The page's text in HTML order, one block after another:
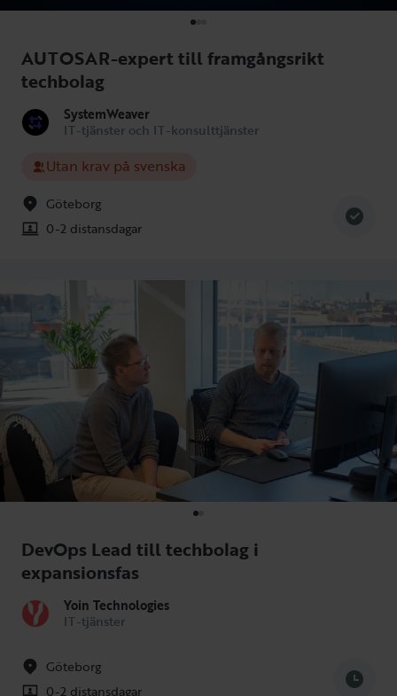
AUTOSAR-expert till framgångsrikt
techbolag
SystemWeaver
IT-tjänster och IT-konsulttjänster
Utan krav på svenska
Göteborg
0-2 distansdagar
DevOps Lead till techbolag i
expansionsfas
Yoin Technologies
IT-tjänster
Göteborg
0-2 distansdagar